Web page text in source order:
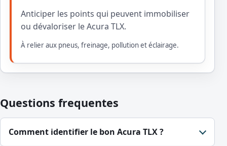
Anticiper les points qui peuvent immobiliser
ou dévaloriser le Acura TLX.
À relier aux pneus, freinage, pollution et éclairage.
Questions frequentes
Comment identifier le bon Acura TLX ?